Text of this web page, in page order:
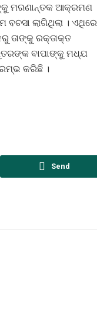
ମରଣାନ୍ତକ ଆକ୍ରମଣ
ଲାଗିଥିଲା । ଏଥିରେ
ତାଙ୍କୁ ରକ୍ତାକ୍ତ
ବାପାଙ୍କୁ ମଧ୍ଯ
କରିଛି ।
Send